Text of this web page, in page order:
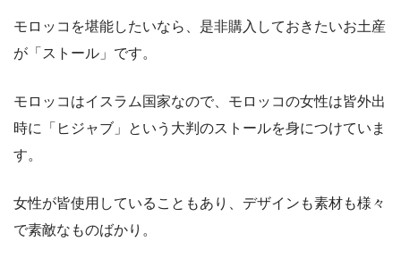
モロッコを堪能したいなら、是非購入しておきたいお土産
が「ストール」です。
モロッコはイスラム国家なので、モロッコの女性は皆外出
時に「ヒジャブ」という大判のストールを身につけていま
す。
女性が皆使用していることもあり、デザインも素材も様々
で素敵なものばかり。